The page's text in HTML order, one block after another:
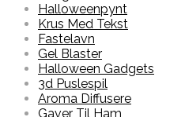
Halloweenpynt
Krus Med Tekst
Fastelavn
Gel Blaster
Halloween Gadgets
3d Puslespil
Aroma Diffusere
Gaver Til Ham